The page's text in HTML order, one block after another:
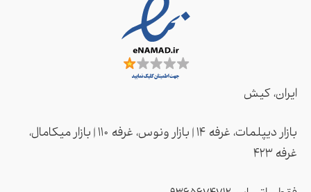
ایران، کیش
بازار دیپلمات، غرفه ۱۴ | بازار ونوس، غرفه ۱۱۰ | بازار میکامال،
غرفه ۴2۳